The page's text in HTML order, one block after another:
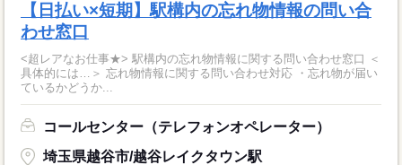
【日払い×短期】駅構内の忘れ物情報の問い合
わせ窓口
<超レアなお仕事★> 駅構内の忘れ物情報に関する問い合わせ窓口 ＜
具体的には…＞ 忘れ物情報に関する問い合わせ対応 ・忘れ物が届い
ているかどうか...
コールセンター（テレフォンオペレーター）
埼玉県越谷市/越谷レイクタウン駅